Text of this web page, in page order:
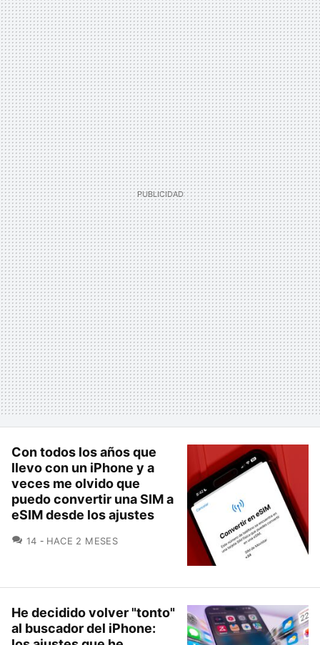
Con todos los años que
llevo con un iPhone y a
veces me olvido que
puedo convertir una SIM a
eSIM desde los ajustes
14 COMENTARIOS
HACE 2 MESES
He decidido volver "tonto"
al buscador del iPhone: